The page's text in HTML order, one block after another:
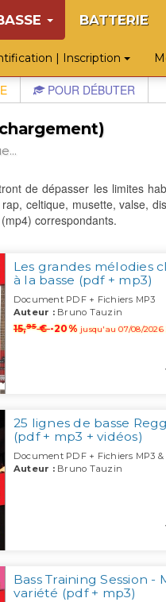
BATTERIE
| Inscription
POUR DÉBUTER
de dépasser les limites
celtique, musette, valse,
correspondants.
Les grandes mélodies
à la basse (pdf + mp3)
Document PDF + Fichiers MP3
Auteur :Bruno Tauzin
15,95€-20%jusqu'au 07/08/2026
25 lignes de basse
(pdf + mp3 + vidéos)
Document PDF + Fichiers MP3 &
Auteur :Bruno Tauzin
Bass Training Session -
variété (pdf + mp3)